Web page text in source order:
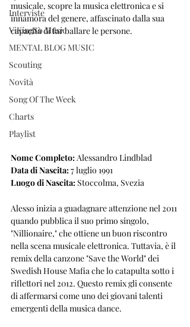
Interviste
ViKingSo Music
MENTAL BLOG MUSIC
Scouting
Novità
Song Of The Week
Charts
Playlist
musicale, scopre la musica elettronica e si
innamora del genere, affascinato dalla sua
capacità di far ballare le persone.
Nome Completo: Alessandro Lindblad
Data di Nascita: 7 luglio 1991
Luogo di Nascita: Stoccolma, Svezia
Alesso inizia a guadagnare attenzione nel 2011
quando pubblica il suo primo singolo,
"Nillionaire," che ottiene un buon riscontro
nella scena musicale elettronica. Tuttavia, è il
remix della canzone "Save the World" dei
Swedish House Mafia che lo catapulta sotto i
riflettori nel 2012. Questo remix gli consente
di affermarsi come uno dei giovani talenti
emergenti della musica dance.